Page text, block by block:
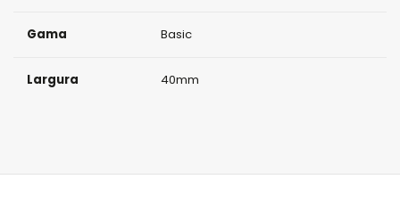
Gama Basic
Largura 40mm